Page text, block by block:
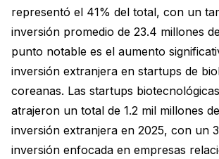
representó el 41% del total, con un
inversión promedio de 23.4 millones
punto notable es el aumento
inversión extranjera en startups de
coreanas. Las startups
atrajeron un total de 1.2 mil millones
inversión extranjera en 2025, con un
inversión enfocada en empresas